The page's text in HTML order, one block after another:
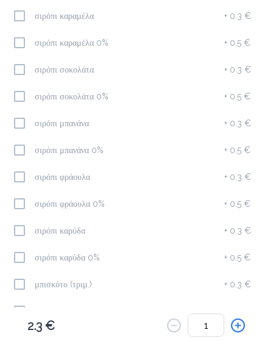
Το μενού δεν είναι διαθέσιμο.
σιρόπι καραμέλα + 0.3 €
σιρόπι καραμέλα 0% + 0.5 €
σιρόπι σοκολάτα + 0.3 €
σιρόπι σοκολάτα 0% + 0.5 €
σιρόπι μπανάνα + 0.3 €
σιρόπι μπανάνα 0% + 0.5 €
σιρόπι φράουλα + 0.3 €
σιρόπι φράουλα 0% + 0.5 €
σιρόπι καρύδα + 0.3 €
σιρόπι καρύδα 0% + 0.5 €
μπισκότο (τριμ.) + 0.3 €
2.3 €